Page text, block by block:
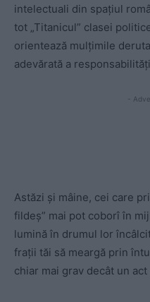
intelectuali din spațiul
tot „Titanicul” clasei
orientează mulțimile
adevărată a
-
Astăzi și mâine, cei care
fildeș” mai pot coborî în
lumină în drumul lor
frații tăi să meargă prin
chiar mai grav decât un